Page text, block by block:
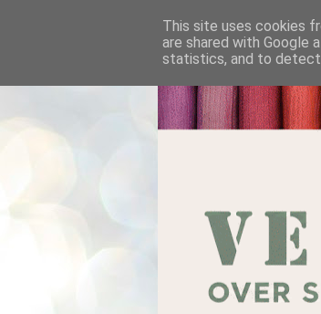
This site uses cookies
are shared with Google
statistics, and to detect